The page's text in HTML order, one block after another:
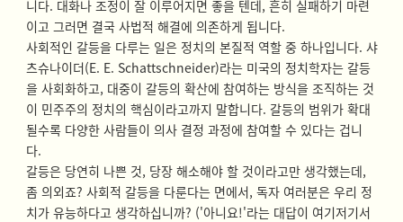
니다. 대화나 조정이 잘 이루어지면 좋을 텐데, 흔히 실패하기 마련
이고 그러면 결국 사법적 해결에 의존하게 됩니다.
사회적인 갈등을 다루는 일은 정치의 본질적 역할 중 하나입니다. 샤
츠슈나이더(E. E. Schattschneider)라는 미국의 정치학자는 갈등
을 사회화하고, 대중이 갈등의 확산에 참여하는 방식을 조직하는 것
이 민주주의 정치의 핵심이라고까지 말합니다. 갈등의 범위가 확대
될수록 다양한 사람들이 의사 결정 과정에 참여할 수 있다는 겁니
다.
갈등은 당연히 나쁜 것, 당장 해소해야 할 것이라고만 생각했는데,
좀 의외죠? 사회적 갈등을 다룬다는 면에서, 독자 여러분은 우리 정
치가 유능하다고 생각하십니까? ('아니요!'라는 대답이 여기저기서